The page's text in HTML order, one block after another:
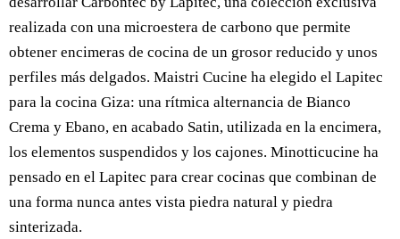
realizada con una microestera de carbono que permite
obtener encimeras de cocina de un grosor reducido y unos
perfiles más delgados. Maistri Cucine ha elegido el Lapitec
para la cocina Giza: una rítmica alternancia de Bianco
Crema y Ebano, en acabado Satin, utilizada en la encimera,
los elementos suspendidos y los cajones. Minotticucine ha
pensado en el Lapitec para crear cocinas que combinan de
una forma nunca antes vista piedra natural y piedra
sinterizada.